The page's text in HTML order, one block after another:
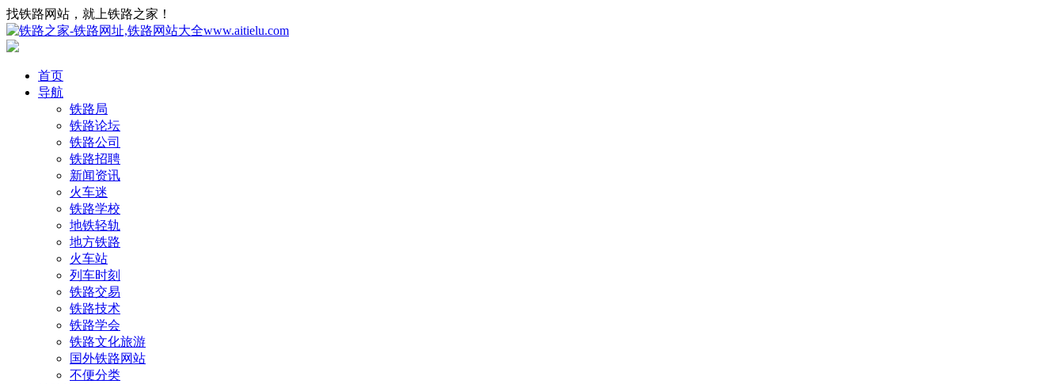
找铁路网站，就上铁路之家！
首页
导航
铁路局
铁路论坛
铁路公司
铁路招聘
新闻资讯
火车迷
铁路学校
地铁轻轨
地方铁路
火车站
列车时刻
铁路交易
铁路技术
铁路学会
铁路文化旅游
国外铁路网站
不便分类